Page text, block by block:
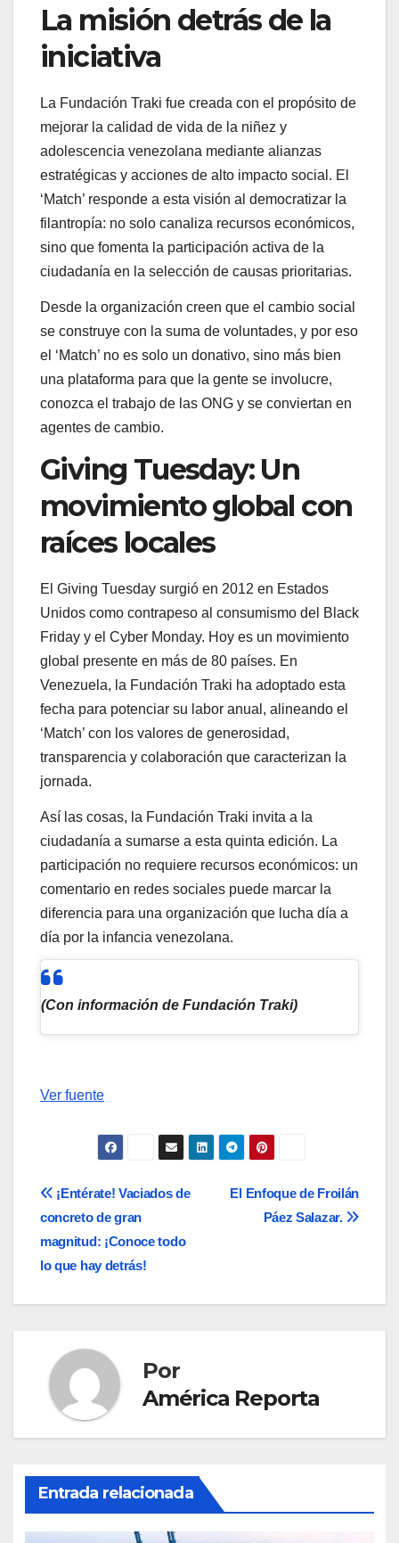
La misión detrás de la
iniciativa
La Fundación Traki fue creada con el propósito de
mejorar la calidad de vida de la niñez y
adolescencia venezolana mediante alianzas
estratégicas y acciones de alto impacto social. El
‘Match’ responde a esta visión al democratizar la
filantropía: no solo canaliza recursos económicos,
sino que fomenta la participación activa de la
ciudadanía en la selección de causas prioritarias.
Desde la organización creen que el cambio social
se construye con la suma de voluntades, y por eso
el ‘Match’ no es solo un donativo, sino más bien
una plataforma para que la gente se involucre,
conozca el trabajo de las ONG y se conviertan en
agentes de cambio.
Giving Tuesday: Un
movimiento global con
raíces locales
El Giving Tuesday surgió en 2012 en Estados
Unidos como contrapeso al consumismo del Black
Friday y el Cyber Monday. Hoy es un movimiento
global presente en más de 80 países. En
Venezuela, la Fundación Traki ha adoptado esta
fecha para potenciar su labor anual, alineando el
‘Match’ con los valores de generosidad,
transparencia y colaboración que caracterizan la
jornada.
Así las cosas, la Fundación Traki invita a la
ciudadanía a sumarse a esta quinta edición. La
participación no requiere recursos económicos: un
comentario en redes sociales puede marcar la
diferencia para una organización que lucha día a
día por la infancia venezolana.
(Con información de Fundación Traki)
Navegación
Ver fuente
Navegación
de
entradas
El Enfoque de Froilán
Páez Salazar.
¡Entérate! Vaciados de
concreto de gran
magnitud: ¡Conoce todo
lo que hay detrás!
Por
América Reporta
Entrada relacionada